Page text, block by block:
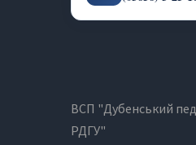
ВСП "Дубенський
РДГУ"